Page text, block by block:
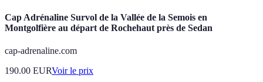
Cap Adrénaline Survol de la Vallée de la Semois en
Montgolfière au départ de Rochehaut près de Sedan
cap-adrenaline.com
190.00 EURVoir le prix